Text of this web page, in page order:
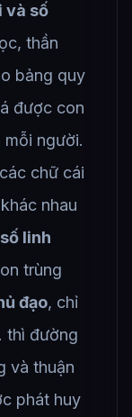
và số
thần
bảng quy
được con
người.
chữ cái
nhau
linh
trùng
đạo, chỉ
thì đường
và thuận
phát huy